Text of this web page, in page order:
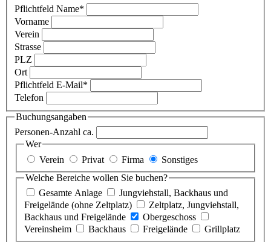
Pflichtfeld Name*
Vorname
Verein
Strasse
PLZ
Ort
Pflichtfeld E-Mail*
Telefon
Buchungsangaben
Personen-Anzahl ca.
Wer
Verein
Privat Firma
Sonstiges
Welche Bereiche wollen Sie buchen?
Gesamte Anlage
Jungviehstall, Backhaus und
Freigelände (ohne Zeltplatz)
Zeltplatz, Jungviehstall,
Backhaus und Freigelände
Obergeschoss
Vereinsheim
Backhaus Freigelände
Grillplatz